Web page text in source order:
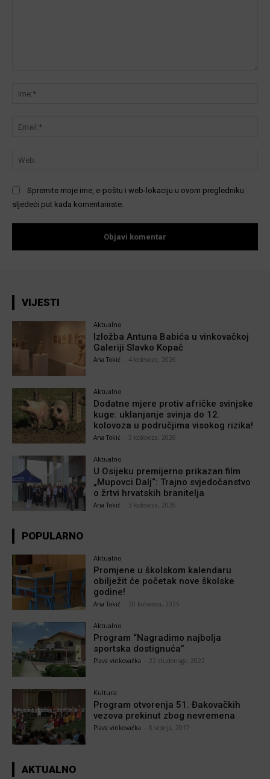
Spremite moje ime, e-poštu i web-lokaciju u ovom pregledniku
sljedeći put kada komentarirate.
VIJESTI
Aktualno
Izložba Antuna Babića u vinkovačkoj
Galeriji Slavko Kopač
Ana Tokić 4 kolovoza, 2026
Aktualno
Dodatne mjere protiv afričke svinjske
kuge: uklanjanje svinja do 12.
kolovoza u područjima visokog rizika!
Ana Tokić 3 kolovoza, 2026
Aktualno
U Osijeku premijerno prikazan film
„Mupovci Dalj“: Trajno svjedočanstvo
o žrtvi hrvatskih branitelja
Ana Tokić 3 kolovoza, 2026
POPULARNO
Aktualno
Promjene u školskom kalendaru
obilježit će početak nove školske
godine!
Ana Tokić 20 kolovoza, 2025
Aktualno
Program “Nagradimo najbolja
sportska dostignuća”
Plava vinkovačka 22 studenoga, 2022
Kultura
Program otvorenja 51. Đakovačkih
vezova prekinut zbog nevremena
Plava vinkovačka 8 srpnja, 2017
AKTUALNO